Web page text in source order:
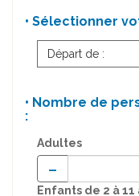
• Sélectionner
Départ de :
• Nombre de
:
Adultes
-
Enfants de 2 à 11